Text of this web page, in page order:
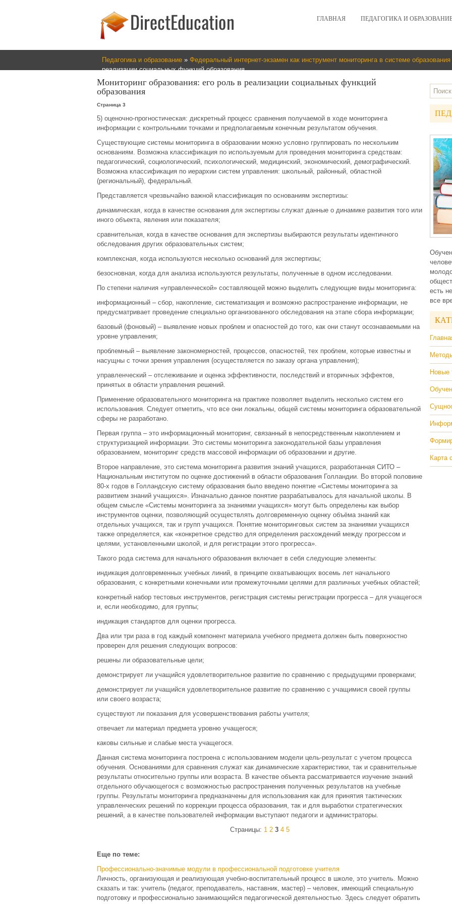
ГЛАВНАЯ ПЕДАГОГИКА И
Педагогика и образование » Федеральный интернет-экзамен как инструмент мониторинга в системе образования
реализации социальных функций образования
Мониторинг образования: его роль в реализации социальных функций
образования
Страница 3
5) оценочно-прогностическая: дискретный процесс сравнения получаемой в ходе мониторинга
информации с контрольными точками и предполагаемым конечным результатом обучения.
Существующие системы мониторинга в образовании можно условно группировать по нескольким
основаниям. Возможна классификация по используемым для проведения мониторинга средствам:
педагогический, социологический, психологический, медицинский, экономический, демографический.
Возможна классификация по иерархии систем управления: школьный, районный, областной
(региональный), федеральный.
Представляется чрезвычайно важной классификация по основаниям экспертизы:
динамическая, когда в качестве основания для экспертизы служат данные о динамике развития того или
иного объекта, явления или показателя;
сравнительная, когда в качестве основания для экспертизы выбираются результаты идентичного
обследования других образовательных систем;
комплексная, когда используются несколько оснований для экспертизы;
безосновная, когда для анализа используются результаты, полученные в одном исследовании.
По степени наличия «управленческой» составляющей можно выделить следующие виды мониторинга:
информационный – сбор, накопление, систематизация и возможно распространение информации, не
предусматривает проведение специально организованного обследования на этапе сбора информации;
базовый (фоновый) – выявление новых проблем и опасностей до того, как они станут осознаваемыми на
уровне управления;
проблемный – выявление закономерностей, процессов, опасностей, тех проблем, которые известны и
насущны с точки зрения управления (осуществляется по заказу органа управления);
управленческий – отслеживание и оценка эффективности, последствий и вторичных эффектов,
принятых в области управления решений.
Применение образовательного мониторинга на практике позволяет выделить несколько систем его
использования. Следует отметить, что все они локальны, общей системы мониторинга образовательной
сферы не разработано.
Первая группа – это информационный мониторинг, связанный в непосредственным накоплением и
структуризацией информации. Это системы мониторинга законодательной базы управления
образованием, мониторинг средств массовой информации об образовании и другие.
Второе направление, это система мониторинга развития знаний учащихся, разработанная СИТО –
Национальным институтом по оценке достижений в области образования Голландии. Во второй половине
80-х годов в Голландскую систему образования было введено понятие «Системы мониторинга за
развитием знаний учащихся». Изначально данное понятие разрабатывалось для начальной школы. В
общем смысле «Системы мониторинга за знаниями учащихся» могут быть определены как выбор
инструментов оценки, позволяющий осуществлять долговременную оценку объёма знаний как
отдельных учащихся, так и групп учащихся. Понятие мониторинговых систем за знаниями учащихся
также определяется, как «конкретное средство для определения расхождений между прогрессом и
целями, установленными школой, и для регистрации этого прогресса».
Такого рода система для начального образования включает в себя следующие элементы:
индикация долговременных учебных линий, в принципе охватывающих восемь лет начального
образования, с конкретными конечными или промежуточными целями для различных учебных областей;
конкретный набор тестовых инструментов, регистрация системы регистрации прогресса – для учащегося
и, если необходимо, для группы;
индикация стандартов для оценки прогресса.
Два или три раза в год каждый компонент материала учебного предмета должен быть поверхностно
проверен для решения следующих вопросов:
решены ли образовательные цели;
демонстрирует ли учащийся удовлетворительное развитие по сравнению с предыдущими проверками;
демонстрирует ли учащийся удовлетворительное развитие по сравнению с учащимися своей группы
или своего возраста;
существуют ли показания для усовершенствования работы учителя;
отвечает ли материал предмета уровню учащегося;
каковы сильные и слабые места учащегося.
Данная система мониторинга построена с использованием модели цель-результат с учетом процесса
обучения. Основаниями для сравнения служат как динамические характеристики, так и сравнительные
результаты относительно группы или возраста. В качестве объекта рассматривается изучение знаний
отдельного обучающегося с возможностью распространения полученных результатов на учебные
группы. Результаты мониторинга предназначены для использования как для принятия тактических
управленческих решений по коррекции процесса образования, так и для выработки стратегических
решений, а в качестве пользователей информации выступают педагоги и администраторы.
Страницы: 1 2 3 4 5
Еще по теме:
Профессионально-значимые модули в профессиональной подготовке учителя
Личность, организующая и реализующая учебно-воспитательный процесс в школе, это учитель. Можно
сказать и так: учитель (педагог, преподаватель, наставник, мастер) – человек, имеющий специальную
подготовку и профессионально занимающийся педагогической деятельностью. Здесь следует обратить
есть
все
Новые
Карта